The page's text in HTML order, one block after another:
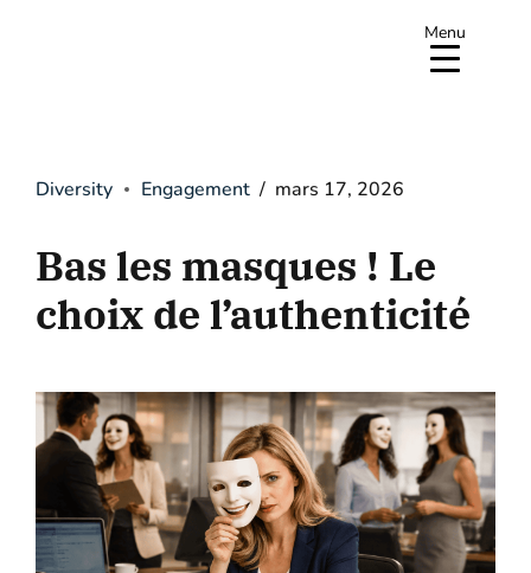
Menu
Diversity Engagement mars 17, 2026
Bas les masques ! Le
choix de l’authenticité